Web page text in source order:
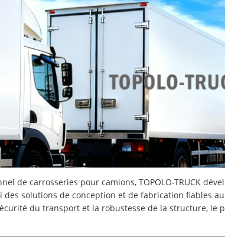
de carrosseries pour camions, TOPOLO-TRUCK
solutions de conception et de fabrication fiables
du transport et la robustesse de la structure, le